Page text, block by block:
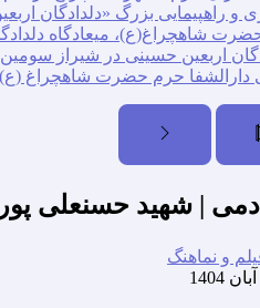
و راهپیمایی بزرگ «دلدادگان
شاهچراغ(ع)، میعادگاه
اربعین حسینی در شیراز
دارالشفا حرم حضرت شاهچراغ (ع)
| شهید حسنعلی
و نماهنگ